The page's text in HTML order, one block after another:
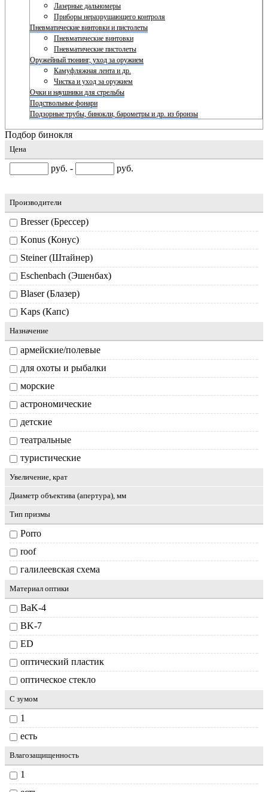
Лазерные дальномеры
Приборы неразрушающего контроля
Пневматические винтовки и пистолеты
Пневматические винтовки
Пневматические пистолеты
Оружейный тюнинг, уход за оружием
Камуфляжная лента и др.
Чистка и уход за оружием
Очки и наушники для стрельбы
Подствольные фонари
Подзорные трубы, бинокли, барометры и др. из бронзы
Подбор бинокля
Цена
руб. - руб.
Производители
Bresser (Брессер)
Konus (Конус)
Steiner (Штайнер)
Eschenbach (Эшенбах)
Blaser (Блазер)
Kaps (Капс)
Назначение
армейские/полевые
для охоты и рыбалки
морские
астрономические
детские
театральные
туристические
Увеличение, крат
Диаметр объектива (апертура), мм
Тип призмы
Porro
roof
галилеевская схема
Материал оптики
BaK-4
BK-7
ED
оптический пластик
оптическое стекло
С зумом
1
есть
Влагозащищенность
1